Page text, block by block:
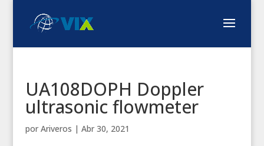
UA108DOPH Doppler
ultrasonic flowmeter
por Ariveros | Abr 30, 2021